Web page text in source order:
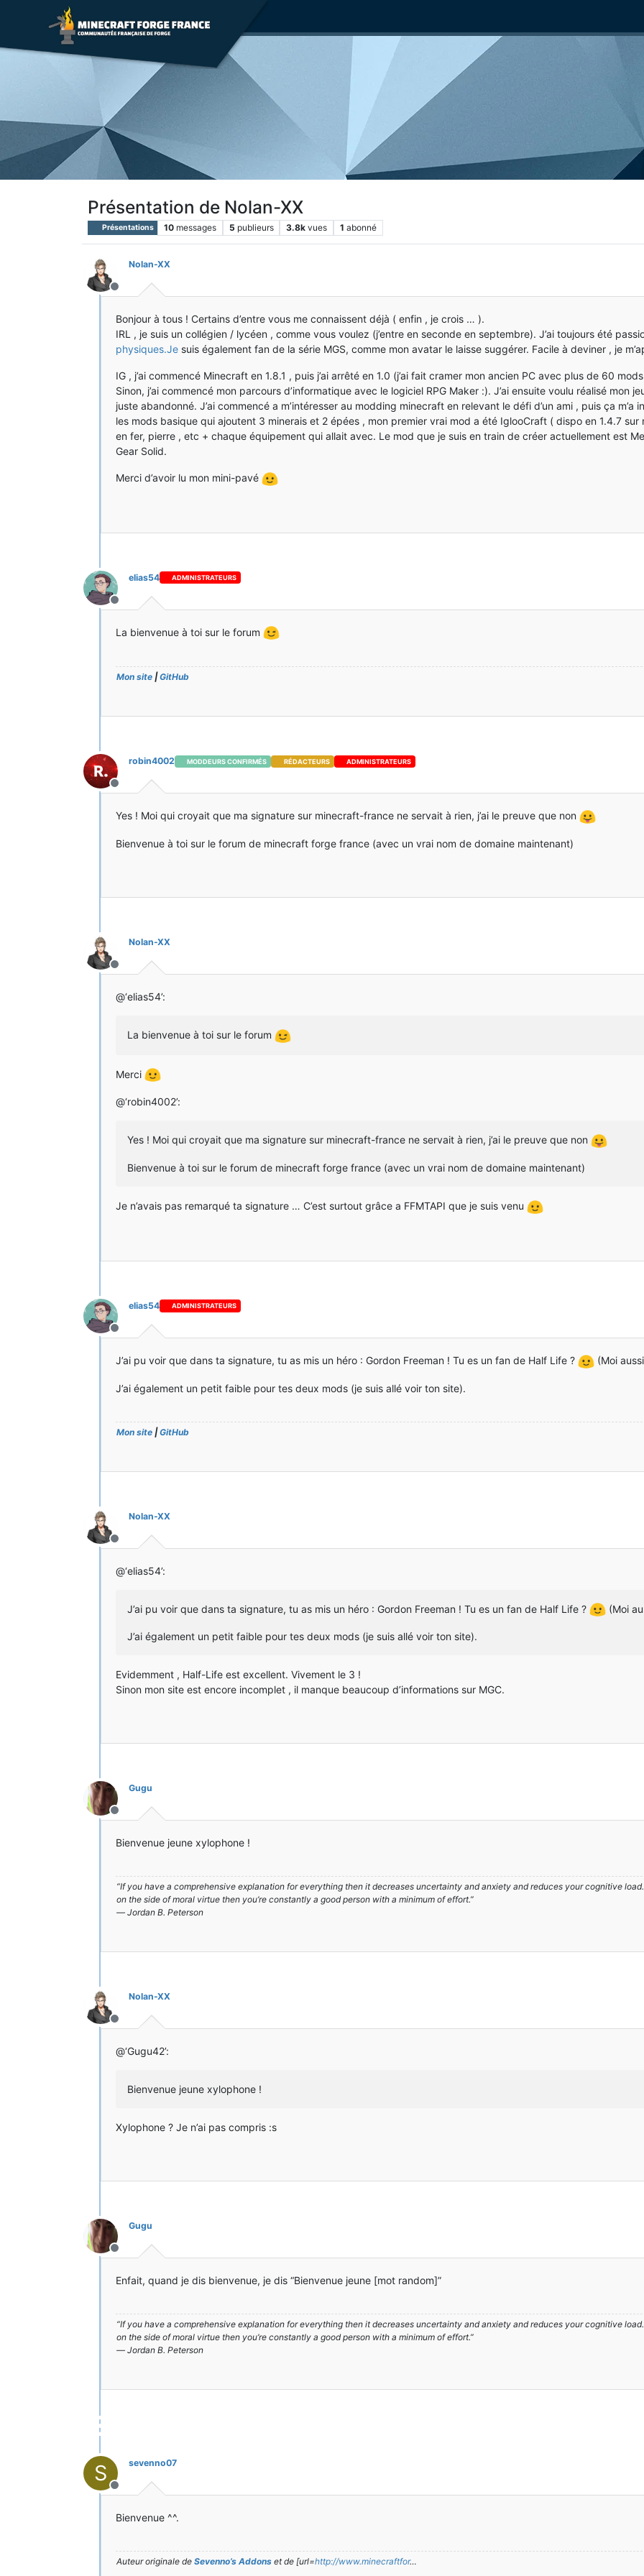
Présentation de Nolan-XX
Présentations 10 messages 5 publieurs 3.8k vues 1 abonné
Hors-ligne
Nolan-XX
Bonjour à tous ! Certains d’entre vous me connaissent déjà ( enfin , je crois … ).
IRL , je suis un collégien / lycéen , comme vous voulez (j’entre en seconde en septembre). J’ai toujours été
physiques.Je suis également fan de la série MGS, comme mon avatar le laisse suggérer. Facile à deviner , je
IG , j’ai commencé Minecraft en 1.8.1 , puis j’ai arrêté en 1.0 (j’ai fait cramer mon ancien PC avec plus de 60
Sinon, j’ai commencé mon parcours d’informatique avec le logiciel RPG Maker :). J’ai ensuite voulu réalisé mon
juste abandonné. J’ai commencé a m’intéresser au modding minecraft en relevant le défi d’un ami , puis ça m’a
les mods basique qui ajoutent 3 minerais et 2 épées , mon premier vrai mod a été IglooCraft ( dispo en 1.4.7
en fer, pierre , etc + chaque équipement qui allait avec. Le mod que je suis en train de créer actuellement est
Gear Solid.
Merci d’avoir lu mon mini-pavé
Hors-ligne
elias54 ADMINISTRATEURS
La bienvenue à toi sur le forum
Mon site |GitHub
Hors-ligne
robin4002 MODDEURS CONFIRMÉS RÉDACTEURS ADMINISTRATEURS
Yes ! Moi qui croyait que ma signature sur minecraft-france ne servait à rien, j’ai le preuve que non
Bienvenue à toi sur le forum de minecraft forge france (avec un vrai nom de domaine maintenant)
Hors-ligne
Nolan-XX
@‘elias54’:
La bienvenue à toi sur le forum
Merci
@‘robin4002’:
Yes ! Moi qui croyait que ma signature sur minecraft-france ne servait à rien, j’ai le preuve que non
Bienvenue à toi sur le forum de minecraft forge france (avec un vrai nom de domaine maintenant)
Je n’avais pas remarqué ta signature … C’est surtout grâce a FFMTAPI que je suis venu
Hors-ligne
elias54 ADMINISTRATEURS
J’ai pu voir que dans ta signature, tu as mis un héro : Gordon Freeman ! Tu es un fan de Half Life ? (Moi
J’ai également un petit faible pour tes deux mods (je suis allé voir ton site).
Mon site |GitHub
Hors-ligne
Nolan-XX
@‘elias54’:
J’ai pu voir que dans ta signature, tu as mis un héro : Gordon Freeman ! Tu es un fan de Half Life ? (Moi
J’ai également un petit faible pour tes deux mods (je suis allé voir ton site).
Evidemment , Half-Life est excellent. Vivement le 3 !
Sinon mon site est encore incomplet , il manque beaucoup d’informations sur MGC.
Hors-ligne
Gugu
Bienvenue jeune xylophone !
“If you have a comprehensive explanation for everything then it decreases uncertainty and anxiety and reduces your cognitive
on the side of moral virtue then you’re constantly a good person with a minimum of effort.”
― Jordan B. Peterson
Hors-ligne
Nolan-XX
@‘Gugu42’:
Bienvenue jeune xylophone !
Xylophone ? Je n’ai pas compris :s
Hors-ligne
Gugu
Enfait, quand je dis bienvenue, je dis “Bienvenue jeune [mot random]”
“If you have a comprehensive explanation for everything then it decreases uncertainty and anxiety and reduces your cognitive
on the side of moral virtue then you’re constantly a good person with a minimum of effort.”
― Jordan B. Peterson
S
Hors-ligne
sevenno07
Bienvenue ^^.
Auteur originale de Sevenno’s Addons et de [url=http://www.minecraftfor…